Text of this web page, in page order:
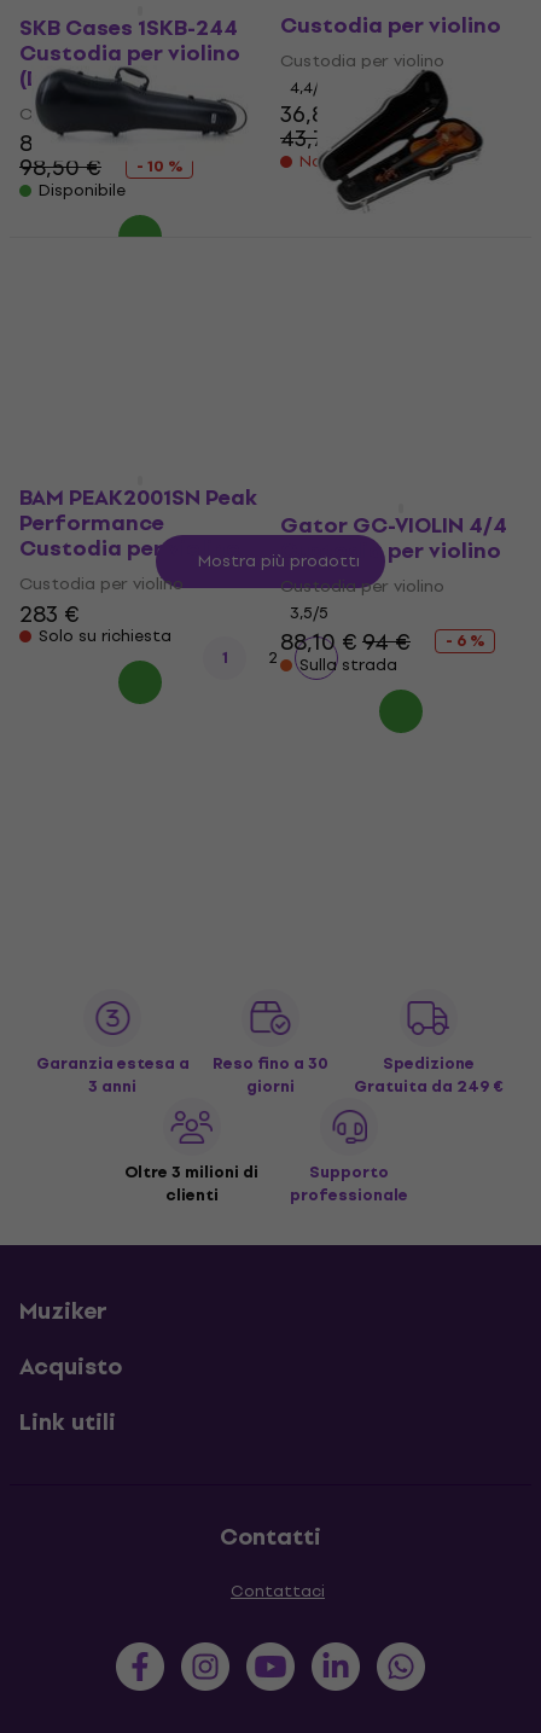
SKB Cases 1SKB-244
Custodia per violino
(Danneggiato)
Custodia per violino
88,20 €
98,50 €
- 10 %
Disponibile
Custodia per violino
Custodia per violino
4,4/5
36,80 €
43,70 €
- 16 %
Non disponibile
BAM PEAK2001SN Peak
Performance
Custodia per violino
Custodia per violino
283 €
Solo su richiesta
Gator GC-VIOLIN 4/4
Custodia per violino
Custodia per violino
3,5/5
88,10 €94 €
- 6 %
Sulla strada
Mostra più prodotti
1 2
Garanzia estesa a
3 anni
Reso fino a 30
giorni
Spedizione
Gratuita da 249 €
Oltre 3 milioni di
clienti
Supporto
professionale
Muziker
Acquisto
Link utili
Contatti
Contattaci